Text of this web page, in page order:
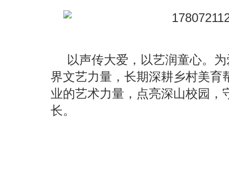
以声传大爱，以艺润童心。
界文艺力量，长期深耕乡村美育
业的艺术力量，点亮深山校园，
长。